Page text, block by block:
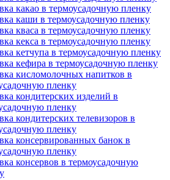
какао в термоусадочную пленку
каши в термоусадочную пленку
кваса в термоусадочную пленку
кекса в термоусадочную пленку
кетчупа в термоусадочную пленку
кефира в термоусадочную пленку
кисломолочных напитков в
пленку
кондитерских изделий в
пленку
кондитерских телевизоров в
пленку
консервированных банок в
пленку
консервов в термоусадочную